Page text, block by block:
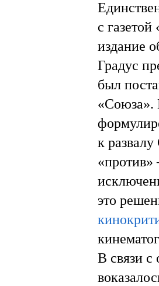
с
издание
Градус
был
«Союза».
к
это
В связи с